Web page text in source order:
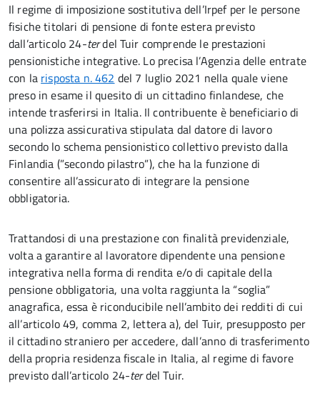
Il regime di imposizione sostitutiva dell’Irpef per le persone
fisiche titolari di pensione di fonte estera previsto
dall’articolo 24-terdel Tuir comprende le prestazioni
pensionistiche integrative. Lo precisa l’Agenzia delle entrate
con la risposta n. 462 del 7 luglio 2021 nella quale viene
preso in esame il quesito di un cittadino finlandese, che
intende trasferirsi in Italia. Il contribuente è beneficiario di
una polizza assicurativa stipulata dal datore di lavoro
secondo lo schema pensionistico collettivo previsto dalla
Finlandia (”secondo pilastro”), che ha la funzione di
consentire all’assicurato di integrare la pensione
obbligatoria.
Trattandosi di una prestazione con finalità previdenziale,
volta a garantire al lavoratore dipendente una pensione
integrativa nella forma di rendita e/o di capitale della
pensione obbligatoria, una volta raggiunta la “soglia”
anagrafica, essa è riconducibile nell’ambito dei redditi di cui
all’articolo 49, comma 2, lettera a), del Tuir, presupposto per
il cittadino straniero per accedere, dall’anno di trasferimento
della propria residenza fiscale in Italia, al regime di favore
previsto dall’articolo 24-terdel Tuir.